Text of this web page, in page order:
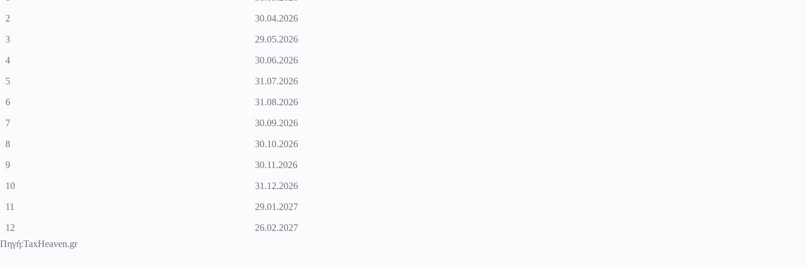
2 30.04.2026
3 29.05.2026
4 30.06.2026
5 31.07.2026
6 31.08.2026
7 30.09.2026
8 30.10.2026
9 30.11.2026
10 31.12.2026
11 29.01.2027
12
26.02.2027
Πηγή:TaxHeaven.gr